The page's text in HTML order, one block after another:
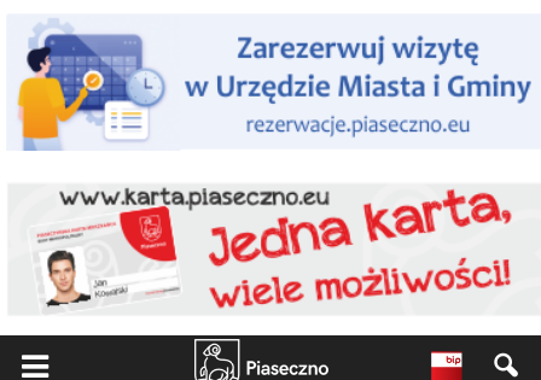
użytkowników
czytników
ekranowych Znajdujesz
się
podstronie
kulturalnego
najbliższym
czasie
|
Oficjalna